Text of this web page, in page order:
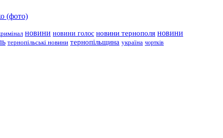
(фото)
новини новини голос новини тернополя новини
тернопільські новини тернопільщина україна чортків